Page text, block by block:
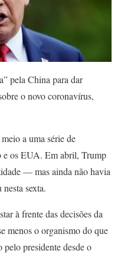
pela China para dar
o novo coronavírus,
a uma série de
e os EUA. Em abril, Trump
— mas ainda não havia
sexta.
à frente das decisões da
menos o organismo do que
presidente desde o